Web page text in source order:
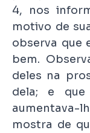
4, nos
motivo de
observa que
bem.
deles na
dela; e que
aumentava-
mostra de